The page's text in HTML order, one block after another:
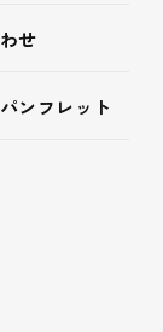
せ
ンフレット